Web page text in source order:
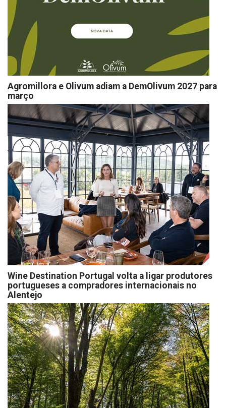
Agromillora e Olivum adiam a DemOlivum 2027 para
março
Wine Destination Portugal volta a ligar produtores
portugueses a compradores internacionais no
Alentejo